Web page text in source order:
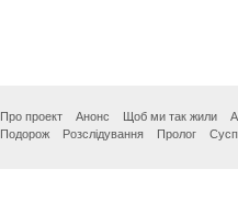
Про проект Анонс Щоб ми так жили
Подорож
Розслідування Пролог